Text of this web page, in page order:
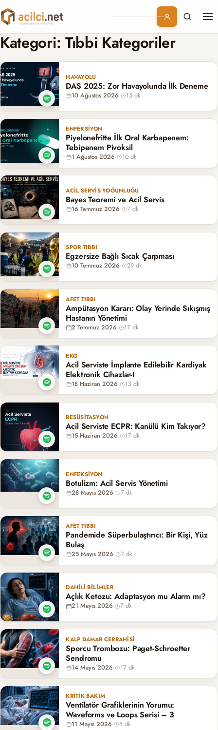
Branşlar
Konular
Kurumsal
Abonelik
Kategori: Tıbbi Kategoriler
HAVAYOLU
DAS 2025: Zor Havayolunda İlk Deneme
10 Ağustos 2026· 15 dk
ENFEKSIYON
Piyelonefritte İlk Oral Karbapenem:
Tebipenem Pivoksil
1 Ağustos 2026· 10 dk
ACIL SERVIS YOĞUNLUĞU
Bayes Teoremi ve Acil Servis
16 Temmuz 2026· 7 dk
SPOR TIBBI
Egzersize Bağlı Sıcak Çarpması
10 Temmuz 2026· 29 dk
AFET TIBBI
Ampütasyon Kararı: Olay Yerinde Sıkışmış
Hastanın Yönetimi
2 Temmuz 2026· 17 dk
EKG
Acil Serviste İmplante Edilebilir Kardiyak
Elektronik Cihazlar-I
18 Haziran 2026· 13 dk
RESÜSITASYON
Acil Serviste ECPR: Kanülü Kim Takıyor?
15 Haziran 2026· 17 dk
ENFEKSIYON
Botulizm: Acil Servis Yönetimi
28 Mayıs 2026· 7 dk
AFET TIBBI
Pandemide Süperbulaştırıcı: Bir Kişi, Yüz
Bulaş
25 Mayıs 2026· 7 dk
DAHILI BILIMLER
Açlık Ketozu: Adaptasyon mu Alarm mı?
21 Mayıs 2026· 7 dk
KALP DAMAR CERRAHISI
Sporcu Trombozu: Paget-Schroetter
Sendromu
14 Mayıs 2026· 17 dk
KRITIK BAKIM
Ventilatör Grafiklerinin Yorumu:
Waveforms ve Loops Serisi – 3
11 Mayıs 2026· 8 dk